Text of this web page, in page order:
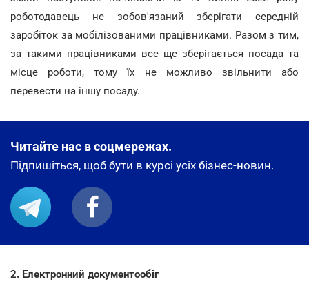
роботодавець не зобов'язаний зберігати середній
заробіток за мобілізованими працівниками. Разом з тим,
за такими працівниками все ще зберігається посада та
місце роботи, тому їх не можливо звільнити або
перевести на іншу посаду.
Читайте нас в соцмережах.
Підпишіться, щоб бути в курсі усіх бізнес-новин.
2. Електронний документообіг